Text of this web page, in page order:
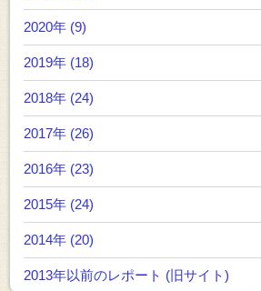
2020年 (9)
2019年 (18)
2018年 (24)
2017年 (26)
2016年 (23)
2015年 (24)
2014年 (20)
2013年以前のレポート (旧サイト)